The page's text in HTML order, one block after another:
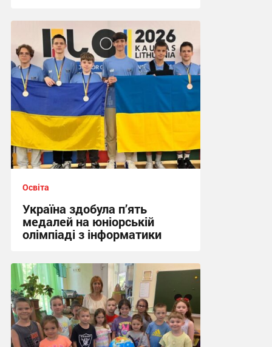
19:21, 5.08.2026
Освіта
Україна здобула п’ять
медалей на юніорській
олімпіаді з інформатики
21:52, 30.07.2026